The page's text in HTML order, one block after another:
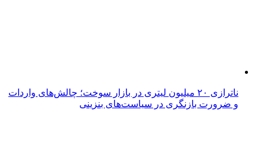
ناترازی ۲۰ میلیون لیتری در بازار سوخت؛ چالش‌های واردات
و ضرورت بازنگری در سیاست‌های بنزینی